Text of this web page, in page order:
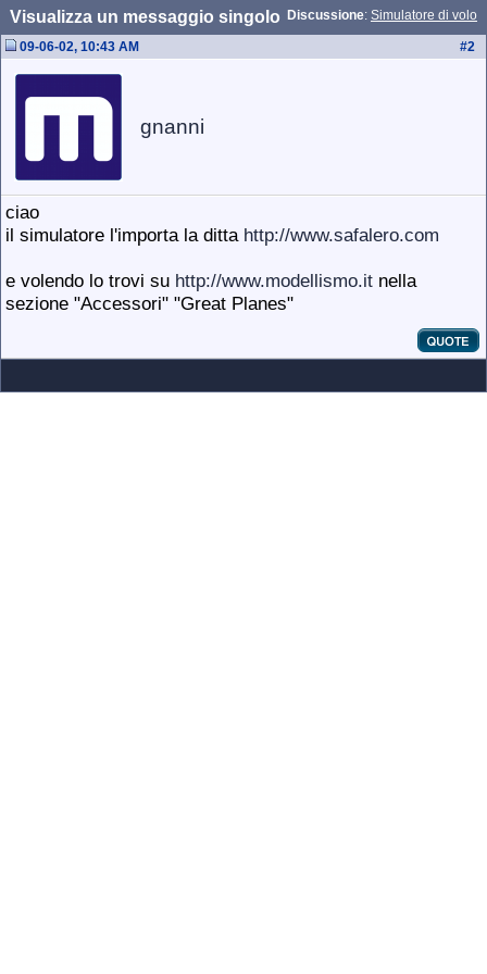
Discussione: Simulatore di volo
Visualizza un messaggio singolo
#2
09-06-02, 10:43 AM
gnanni
ciao
il simulatore l'importa la ditta http://www.safalero.com
e volendo lo trovi su http://www.modellismo.it nella
sezione "Accessori" "Great Planes"